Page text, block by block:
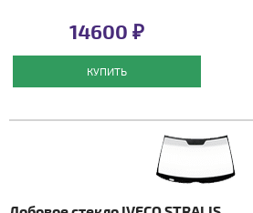
14600 ₽
КУПИТЬ